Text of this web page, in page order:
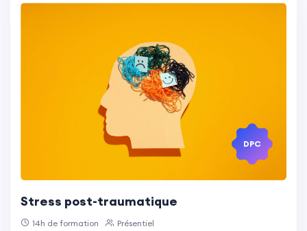
DPC
Stress post-traumatique
14h de formation
Présentiel